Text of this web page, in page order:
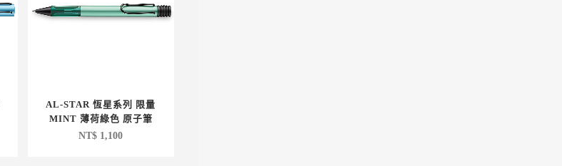
AL-STAR 恆星系列 限量
MINT 薄荷綠色 原子筆
NT$ 1,100